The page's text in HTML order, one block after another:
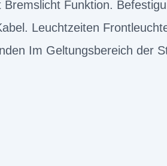
Funktion.
Leuchtzeiten
Im Geltungsbereich der